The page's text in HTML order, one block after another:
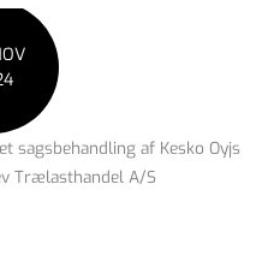
sagsbehandling af Kesko Oyjs
Trælasthandel A/S